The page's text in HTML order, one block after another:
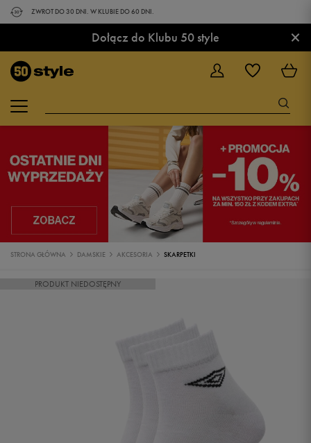
ZWROT DO 30 DNI. W KLUBIE DO 60 DNI.
Dołącz do Klubu 50 style ×
STRONA GŁÓWNA DAMSKIE AKCESORIA SKARPETKI
PRODUKT NIEDOSTĘPNY